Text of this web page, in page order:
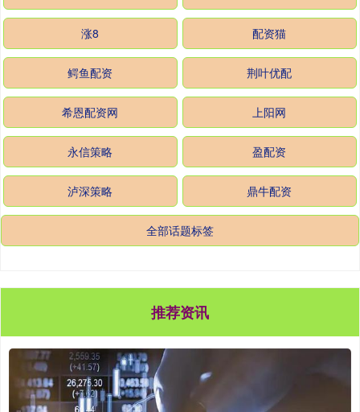
涨8 配资猫
鳄鱼配资 荆叶优配
希恩配资网 上阳网
永信策略 盈配资
泸深策略 鼎牛配资
全部话题标签
推荐资讯